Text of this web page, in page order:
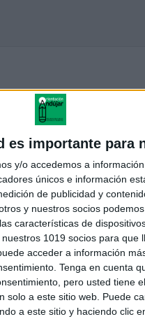
es importante para
y/o accedemos a
únicos e información
de publicidad y
y nuestros socios
características de
1019 socios para que
acceder a información
Tenga en cuenta
pero usted tiene
solo a este sitio web. Puede
a este sitio y haciendo clic